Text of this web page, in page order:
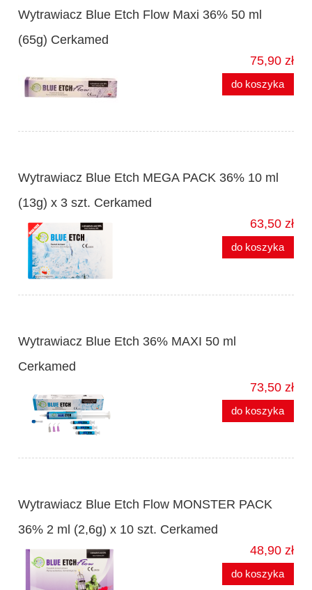
Wytrawiacz Blue Etch Flow Maxi 36% 50 ml
(65g) Cerkamed
75,90 zł
do koszyka
Wytrawiacz Blue Etch MEGA PACK 36% 10 ml
(13g) x 3 szt. Cerkamed
63,50 zł
do koszyka
Wytrawiacz Blue Etch 36% MAXI 50 ml
Cerkamed
73,50 zł
do koszyka
Wytrawiacz Blue Etch Flow MONSTER PACK
36% 2 ml (2,6g) x 10 szt. Cerkamed
48,90 zł
do koszyka